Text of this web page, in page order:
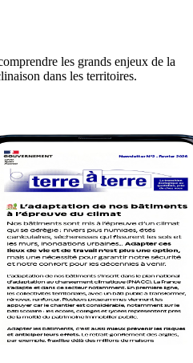
les grands enjeux de la
dans les territoires.